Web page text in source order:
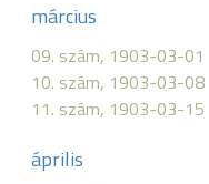
március
09. szám, 1903-03-01
10. szám, 1903-03-08
11. szám, 1903-03-15
április